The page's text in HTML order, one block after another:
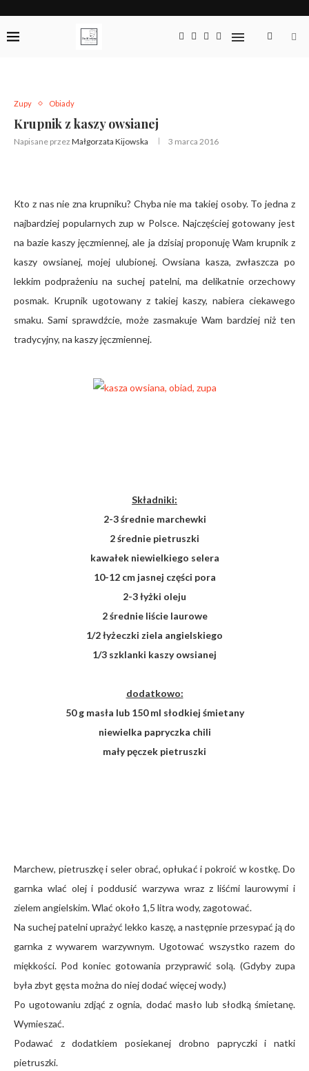
Zupy Obiady
Krupnik z kaszy owsianej
Napisane przez Małgorzata Kijowska 3 marca 2016
Kto z nas nie zna krupniku? Chyba nie ma takiej osoby. To jedna z
najbardziej popularnych zup w Polsce. Najczęściej gotowany jest
na bazie kaszy jęczmiennej, ale ja dzisiaj proponuję Wam krupnik z
kaszy owsianej, mojej ulubionej. Owsiana kasza, zwłaszcza po
lekkim podprażeniu na suchej patelni, ma delikatnie orzechowy
posmak. Krupnik ugotowany z takiej kaszy, nabiera ciekawego
smaku. Sami sprawdźcie, może zasmakuje Wam bardziej niż ten
tradycyjny, na kaszy jęczmiennej.
Składniki:
2-3 średnie marchewki
2 średnie pietruszki
kawałek niewielkiego selera
10-12 cm jasnej części pora
2-3 łyżki oleju
2 średnie liście laurowe
1/2 łyżeczki ziela angielskiego
1/3 szklanki kaszy owsianej
dodatkowo:
50 g masła lub 150 ml słodkiej śmietany
niewielka papryczka chili
mały pęczek pietruszki
Marchew, pietruszkę i seler obrać, opłukać i pokroić w kostkę. Do
garnka wlać olej i poddusić warzywa wraz z liśćmi laurowymi i
zielem angielskim. Wlać około 1,5 litra wody, zagotować.
Na suchej patelni uprażyć lekko kaszę, a następnie przesypać ją do
garnka z wywarem warzywnym. Ugotować wszystko razem do
miękkości. Pod koniec gotowania przyprawić solą. (Gdyby zupa
była zbyt gęsta można do niej dodać więcej wody.)
Po ugotowaniu zdjąć z ognia, dodać masło lub słodką śmietanę.
Wymieszać.
Podawać z dodatkiem posiekanej drobno papryczki i natki
pietruszki.